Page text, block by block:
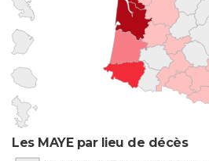
Les MAYE par lieu de décès